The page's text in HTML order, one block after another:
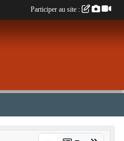
Participer au site :